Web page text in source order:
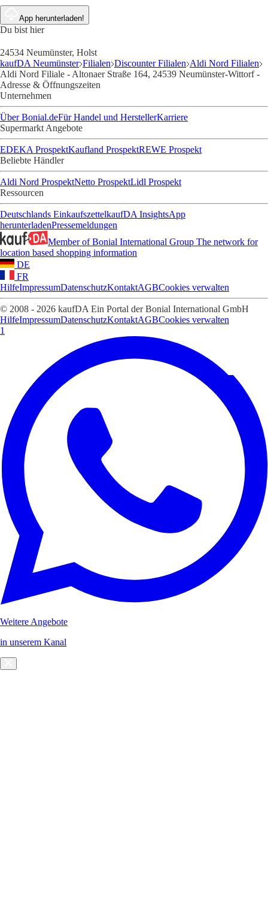
App herunterladen!
Du bist hier
24534 Neumünster, Holst
kaufDA Neumünster Filialen Discounter Filialen Aldi Nord Filialen
Aldi Nord Filiale - Altonaer Straße 164, 24539 Neumünster-Wittorf -
Adresse & Öffnungszeiten
Unternehmen
Über Bonial.deFür Handel und HerstellerKarriere
Supermarkt Angebote
EDEKA ProspektKaufland ProspektREWE Prospekt
Beliebte Händler
Aldi Nord ProspektNetto ProspektLidl Prospekt
Ressourcen
Deutschlands EinkaufszettelkaufDA InsightsApp
herunterladenPressemeldungen
Member of Bonial International Group The network for
location based shopping information
DE
FR
HilfeImpressumDatenschutzKontaktAGBCookies verwalten
© 2008 - 2026 kaufDA Ein Portal der Bonial International GmbH
HilfeImpressumDatenschutzKontaktAGBCookies verwalten
1
Weitere Angebote
in unserem Kanal